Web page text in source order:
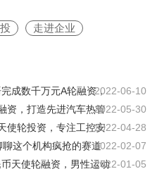
走进企业
完成数千万元A轮融资，2022-06-10
资，打造先进汽车热管2022-05-30
使轮投资，专注工控安2022-04-28
这个机构疯抢的赛道2022-02-07
天使轮融资，男性运动2022-01-05